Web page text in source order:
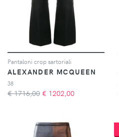
Pantaloni crop sartoriali
ALEXANDER MCQUEEN
38
€ 1716,00 € 1202,00